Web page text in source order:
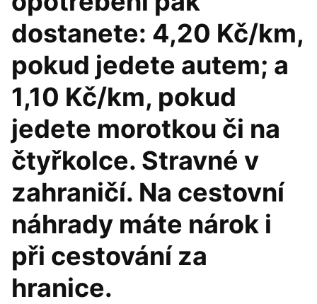
dostanete: 4,20 Kč/km,
pokud jedete autem; a
1,10 Kč/km, pokud
jedete morotkou či na
čtyřkolce. Stravné v
zahraničí. Na cestovní
náhrady máte nárok i
při cestování za
hranice.